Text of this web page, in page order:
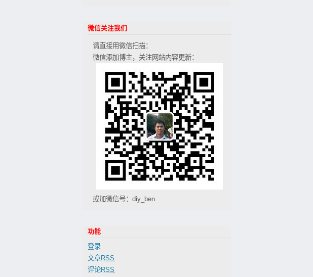
微信关注我们
请直接用微信扫描：
微信添加博主，关注网站内容更新：
或加微信号：diy_ben
功能
登录
文章RSS
评论RSS